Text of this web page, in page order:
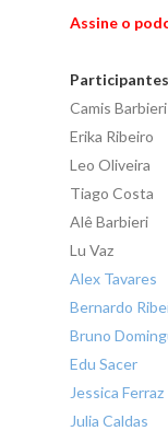
Assine o
Participantes
Camis Barbieri
Erika Ribeiro
Leo Oliveira
Tiago Costa
Alê Barbieri
Lu Vaz
Alex Tavares
Bernardo
Bruno
Edu Sacer
Jessica Ferraz
Julia Caldas